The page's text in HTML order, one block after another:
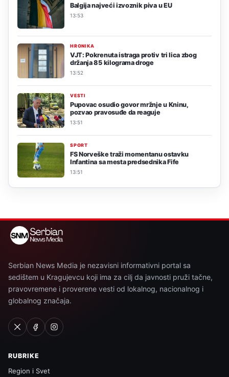
Balgija najveći izvoznik piva u EU
13:53
HRONIKA
VJT: Pokrenuta istraga protiv tri lica zbog
držanja 85 kilograma droge
13:52
VESTI
Pupovac osudio govor mržnje u Kninu,
pozvao pravosuđe da reaguje
13:51
SPORT
FS Norveške traži momentanu ostavku
Infantina sa mesta predsednika Fife
13:51
Serbian News Media je nezavisni informativni portal sa
sedištem u Kragujevcu koji ima za cilj da javnosti pruži tačne,
pravovremene i proverene vesti od lokalnog, nacionalnog i
globalnog značaja.
RUBRIKE
Region i Svet